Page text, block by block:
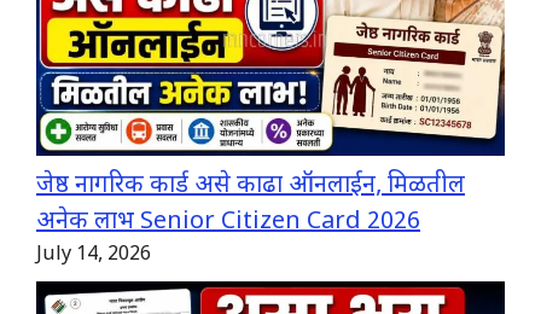
जेष्ठ नागरिक कार्ड असे काढा ऑनलाईन, मिळतील
अनेक लाभ Senior Citizen Card 2026
July 14, 2026